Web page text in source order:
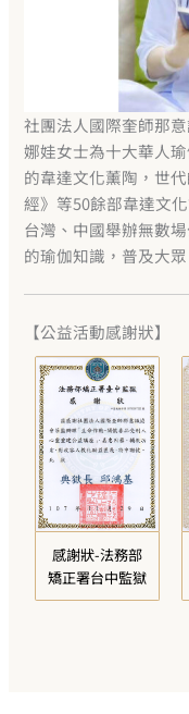
社團法人國際奎師那
娜娃女士為十大華人
的韋達文化薰陶，世
經》等50餘部韋達文
台灣、中國舉辦無數
的瑜伽知識，普及大眾
【公益活動感謝狀】
感謝狀-法務部
矯正署台中監獄